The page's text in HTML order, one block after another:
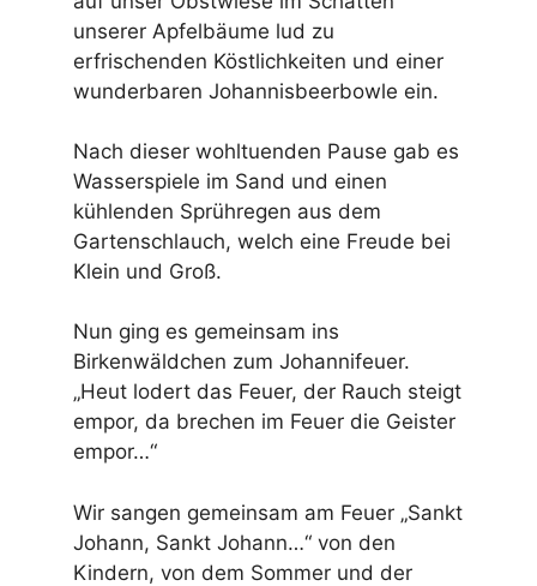
unserer Apfelbäume lud zu
erfrischenden Köstlichkeiten und einer
wunderbaren Johannisbeerbowle ein.
Nach dieser wohltuenden Pause gab es
Wasserspiele im Sand und einen
kühlenden Sprühregen aus dem
Gartenschlauch, welch eine Freude bei
Klein und Groß.
Nun ging es gemeinsam ins
Birkenwäldchen zum Johannifeuer.
„Heut lodert das Feuer, der Rauch steigt
empor, da brechen im Feuer die Geister
empor…“
Wir sangen gemeinsam am Feuer „Sankt
Johann, Sankt Johann…“ von den
Kindern, von dem Sommer und der